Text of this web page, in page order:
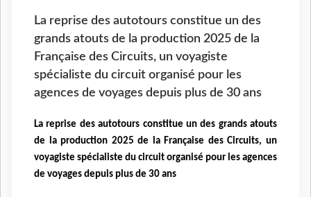
La reprise des autotours constitue un des
grands atouts de la production 2025 de la
Française des Circuits, un voyagiste
spécialiste du circuit organisé pour les
agences de voyages depuis plus de 30 ans
La reprise des autotours constitue un des grands atouts
de la production 2025 de la Française des Circuits, un
voyagiste spécialiste du circuit organisé pour les agences
de voyages depuis plus de 30 ans